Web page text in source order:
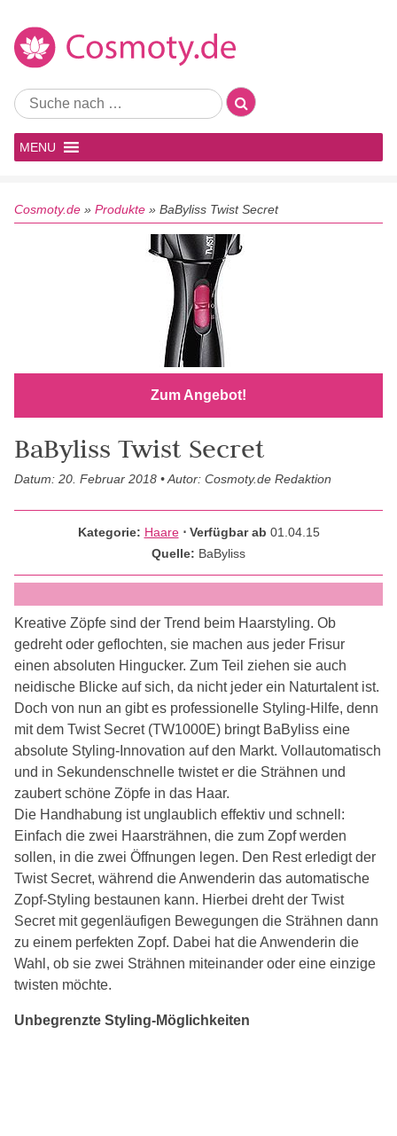
MENU
Cosmoty.de » Produkte » BaByliss Twist Secret
Zum Angebot!
BaByliss Twist Secret
Datum: 20. Februar 2018 • Autor: Cosmoty.de Redaktion
Kategorie: Haare ⋅ Verfügbar ab 01.04.15
Quelle: BaByliss
Kreative Zöpfe sind der Trend beim Haarstyling. Ob
gedreht oder geflochten, sie machen aus jeder Frisur
einen absoluten Hingucker. Zum Teil ziehen sie auch
neidische Blicke auf sich, da nicht jeder ein Naturtalent ist.
Doch von nun an gibt es professionelle Styling-Hilfe, denn
mit dem Twist Secret (TW1000E) bringt BaByliss eine
absolute Styling-Innovation auf den Markt. Vollautomatisch
und in Sekundenschnelle twistet er die Strähnen und
zaubert schöne Zöpfe in das Haar.
Die Handhabung ist unglaublich effektiv und schnell:
Einfach die zwei Haarsträhnen, die zum Zopf werden
sollen, in die zwei Öffnungen legen. Den Rest erledigt der
Twist Secret, während die Anwenderin das automatische
Zopf-Styling bestaunen kann. Hierbei dreht der Twist
Secret mit gegenläufigen Bewegungen die Strähnen dann
zu einem perfekten Zopf. Dabei hat die Anwenderin die
Wahl, ob sie zwei Strähnen miteinander oder eine einzige
twisten möchte.
Unbegrenzte Styling-Möglichkeiten